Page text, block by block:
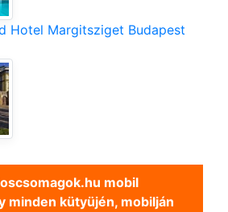
Hotel Margitsziget Budapest
mobil
minden kütyüjén, mobilján